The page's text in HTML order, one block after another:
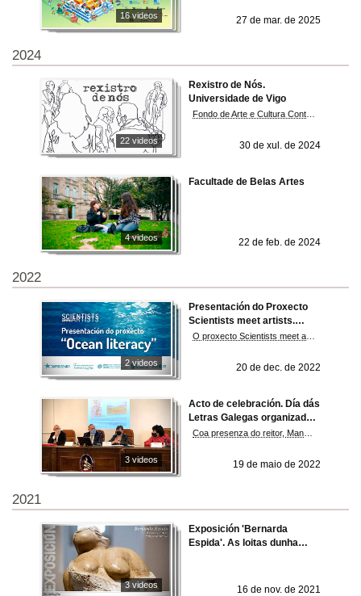
16 videos 27 de mar. de 2025
2024
22 videos
Rexistro de Nós.
Universidade de Vigo
30 de xul. de 2024
4 videos
Facultade de Belas Artes
22 de feb. de 2024
2022
2 videos
Presentación do Proxecto
Scientists meet artists.
Ocean literacy
20 de dec. de 2022
3 videos
Acto de celebración. Día dás
Letras Galegas organizado
pola Asociación Aulas de
19 de maio de 2022
2021
3 videos
Exposición 'Bernarda
Espida'. As loitas dunha
16 de nov. de 2021